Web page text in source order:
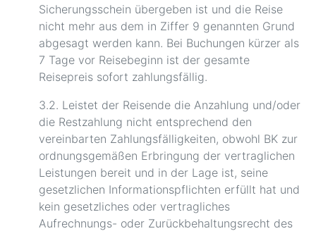
Sicherungsschein übergeben ist und die Reise
nicht mehr aus dem in Ziffer 9 genannten Grund
abgesagt werden kann. Bei Buchungen kürzer als
7 Tage vor Reisebeginn ist der gesamte
Reisepreis sofort zahlungsfällig.
3.2. Leistet der Reisende die Anzahlung und/oder
die Restzahlung nicht entsprechend den
vereinbarten Zahlungsfälligkeiten, obwohl BK zur
ordnungsgemäßen Erbringung der vertraglichen
Leistungen bereit und in der Lage ist, seine
gesetzlichen Informationspflichten erfüllt hat und
kein gesetzliches oder vertragliches
Aufrechnungs- oder Zurückbehaltungsrecht des